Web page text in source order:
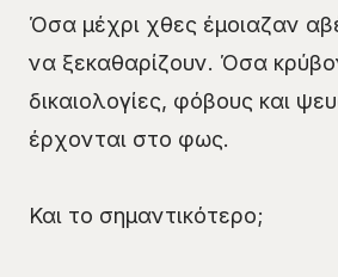
Όσα μέχρι χθες έμοιαζαν
να ξεκαθαρίζουν. Όσα
δικαιολογίες, φόβους και
έρχονται στο φως.
Και το σημαντικότερο;